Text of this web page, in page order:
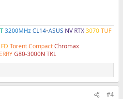
3200MHz CL14•ASUS NV RTX3070 TUF
FD Torent CompactChromax
G80-3000N TKL
#4